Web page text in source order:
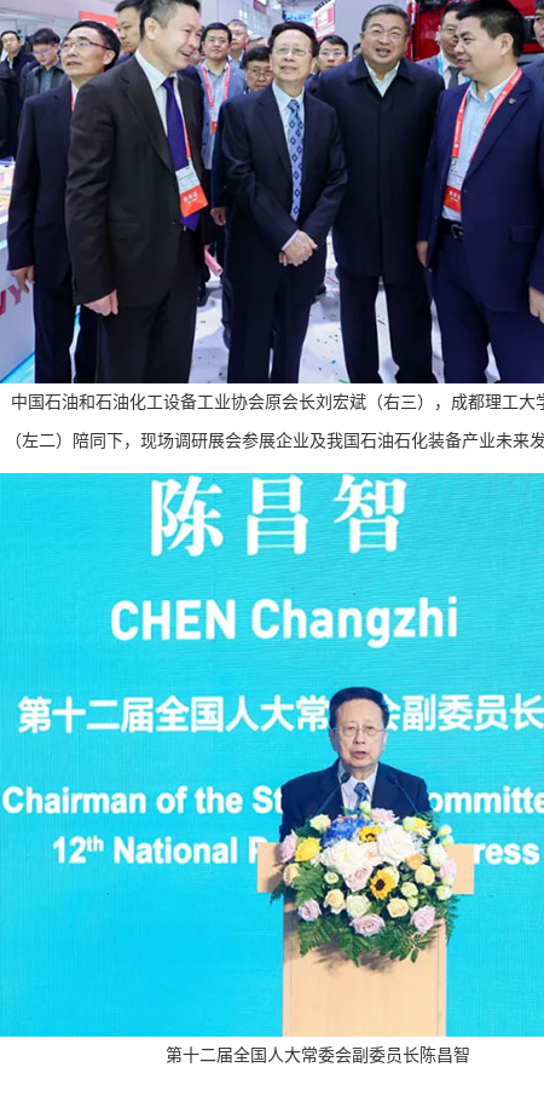
国石油和石油化工设备工业协会原会长刘宏斌（右三），成都理工
（左二）陪同下，现场调研展会参展企业及我国石油石化装备产业未来
第十二届全国人大常委会副委员长陈昌智